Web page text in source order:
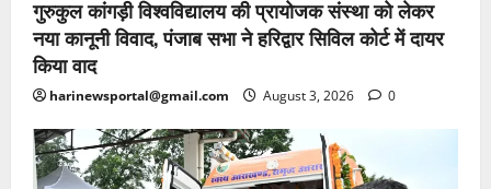
गुरुकुल कांगड़ी विश्वविद्यालय की प्रायोजक संस्था को लेकर
नया कानूनी विवाद, पंजाब सभा ने हरिद्वार सिविल कोर्ट में दायर
किया वाद
harinewsportal@gmail.com August 3, 2026 0